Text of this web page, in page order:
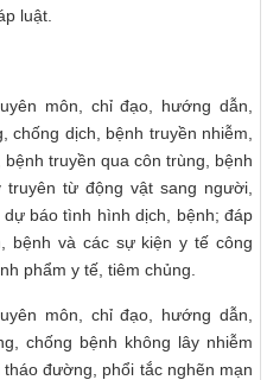
luật.
môn, chỉ đạo, hướng dẫn,
chống dịch, bệnh truyền nhiễm,
truyền qua côn trùng, bệnh
từ động vật sang người,
báo tình hình dịch, bệnh; đáp
bệnh và các sự kiện y tế công
phẩm y tế, tiêm chủng.
môn, chỉ đạo, hướng dẫn,
chống bệnh không lây nhiễm
đường, phổi tắc nghẽn mạn